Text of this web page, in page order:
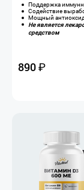
Поддержка
Содействие
Мощный
Не является
средством
890₽